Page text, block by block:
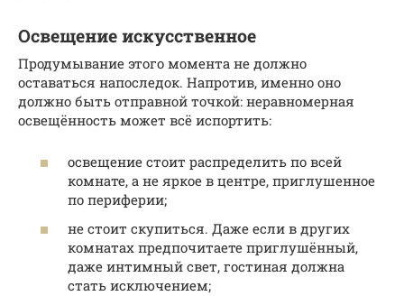
Освещение искусственное
Продумывание этого момента не должно
оставаться напоследок. Напротив, именно оно
должно быть отправной точкой: неравномерная
освещённость может всё испортить:
освещение стоит распределить по всей
комнате, а не яркое в центре, приглушенное
по периферии;
не стоит скупиться. Даже если в других
комнатах предпочитаете приглушённый,
даже интимный свет, гостиная должна
стать исключением;